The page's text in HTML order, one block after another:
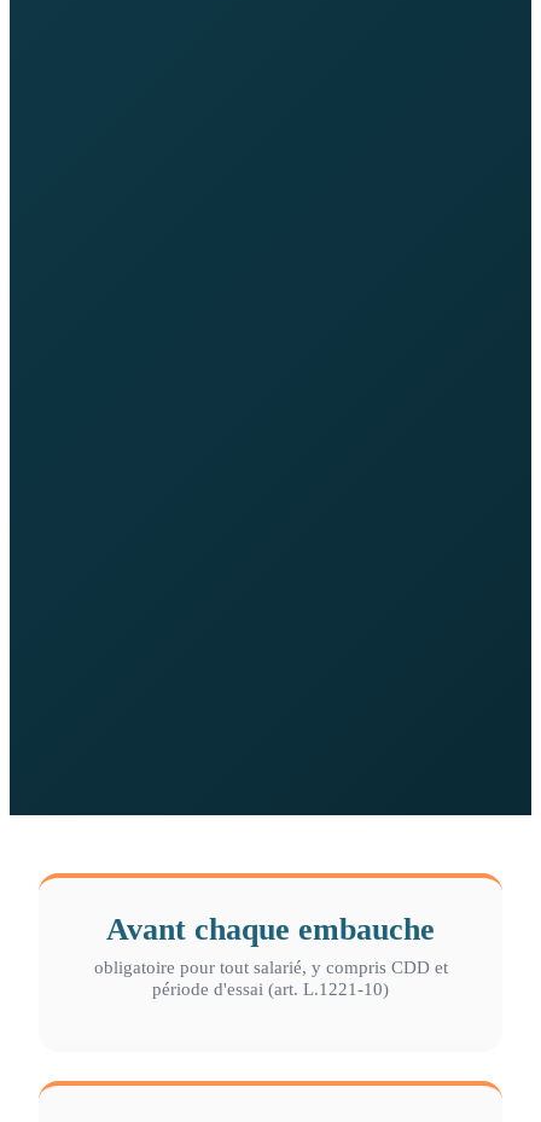
Avant chaque embauche
obligatoire pour tout salarié, y compris CDD et
période d'essai (art. L.1221-10)